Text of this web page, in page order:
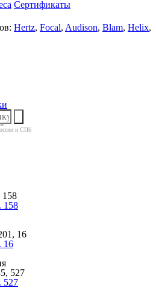
Сертификаты
Hertz, Focal, Audison, Blam, Helix,
и СПб
158
16
16
527
527